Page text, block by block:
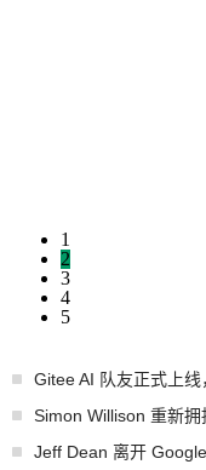
1
2
3
4
5
Gitee AI 队友正式上
Simon Willison 重新拥
Jeff Dean 离开